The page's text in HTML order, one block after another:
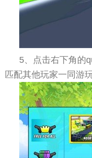
5、点击右下角的
匹配其他玩家一同游玩